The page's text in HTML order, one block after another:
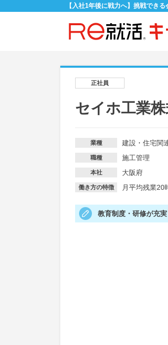
【入社1年後に戦力へ】挑戦でき
正社員
セイホ工業
業種 建設・住宅関
職種 施工管理
本社 大阪府
働き方の特徴 月平均残業20
教育制度・研修が充実